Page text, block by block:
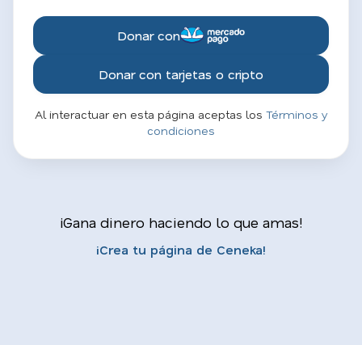
Donar con
Donar con tarjetas o cripto
Al interactuar en esta página aceptas los Términos y
condiciones
¡Gana dinero haciendo lo que amas!
¡Crea tu página de Ceneka!